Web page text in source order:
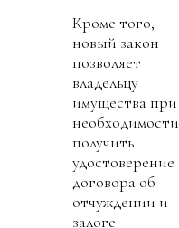
Кроме того,
новый закон
позволяет
владельцу
имущества при
необходимости
получить
удостоверение
договора об
отчуждении и
залоге